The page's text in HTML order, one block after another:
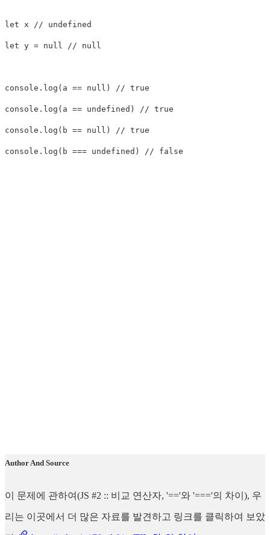
let x // undefined
let y = null // null
console . log ( a == null ) // true
console . log ( a == undefined ) // true
console . log ( b == null ) // true
console . log ( b === undefined ) // false
Author And Source
이 문제에 관하여(JS #2 :: 비교 연산자, '=='와 '==='의 차이), 우
리는 이곳에서 더 많은 자료를 발견하고 링크를 클릭하여 보았